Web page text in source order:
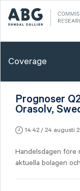
Coverage
Prognoser
Orasolv,
14:42 / 24 augusti
Handelsdagen före
aktuella bolagen